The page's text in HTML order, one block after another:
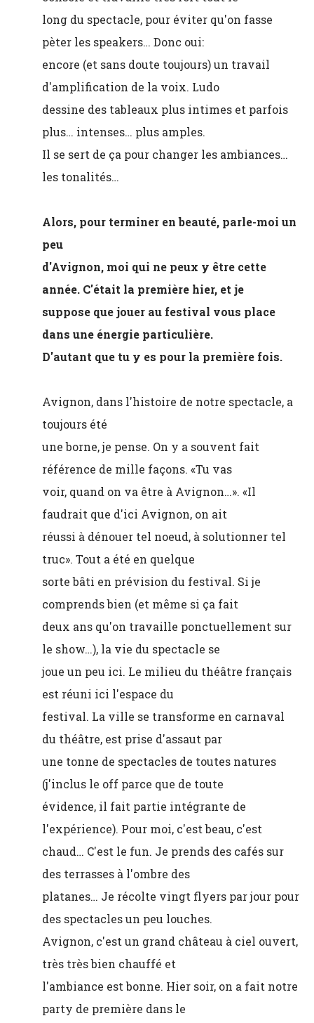
long du spectacle, pour éviter qu'on fasse
pèter les speakers… Donc oui:
encore (et sans doute toujours) un travail
d'amplification de la voix. Ludo
dessine des tableaux plus intimes et parfois
plus… intenses… plus amples.
Il se sert de ça pour changer les ambiances…
les tonalités…
Alors, pour terminer en beauté, parle-moi un
peu
d'Avignon, moi qui ne peux y être cette
année. C'était la première hier, et je
suppose que jouer au festival vous place
dans une énergie particulière.
D'autant que tu y es pour la première fois.
Avignon, dans l'histoire de notre spectacle, a
toujours été
une borne, je pense. On y a souvent fait
référence de mille façons. «Tu vas
voir, quand on va être à Avignon…». «Il
faudrait que d'ici Avignon, on ait
réussi à dénouer tel noeud, à solutionner tel
truc». Tout a été en quelque
sorte bâti en prévision du festival. Si je
comprends bien (et même si ça fait
deux ans qu'on travaille ponctuellement sur
le show…), la vie du spectacle se
joue un peu ici. Le milieu du théâtre français
est réuni ici l'espace du
festival. La ville se transforme en carnaval
du théâtre, est prise d'assaut par
une tonne de spectacles de toutes natures
(j'inclus le off parce que de toute
évidence, il fait partie intégrante de
l'expérience). Pour moi, c'est beau, c'est
chaud… C'est le fun. Je prends des cafés sur
des terrasses à l'ombre des
platanes… Je récolte vingt flyers par jour pour
des spectacles un peu louches.
Avignon, c'est un grand château à ciel ouvert,
très très bien chauffé et
l'ambiance est bonne. Hier soir, on a fait notre
party de première dans le